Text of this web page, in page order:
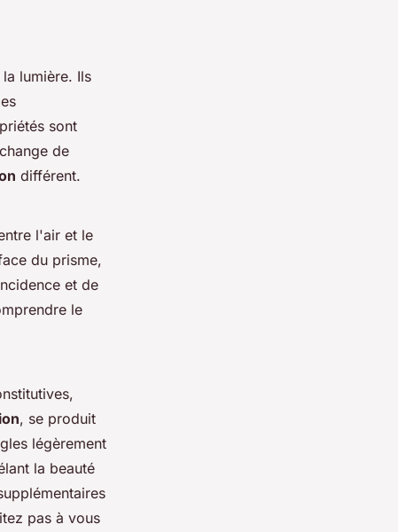
lumière. Ils
sont
de
différent.
l'air et le
du prisme,
et de
le
, se produit
légèrement
la beauté
pas à vous